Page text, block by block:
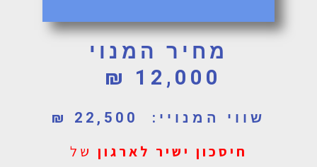
מחיר המנוי
12,000 ₪
שווי המנויי: 22,500 ₪
חיסכון ישיר לארגון של